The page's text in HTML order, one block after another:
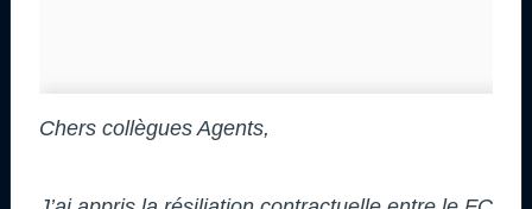
Chers collègues Agents,